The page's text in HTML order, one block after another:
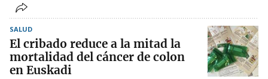
SALUD
El cribado reduce a la mitad la
mortalidad del cáncer de colon
en Euskadi